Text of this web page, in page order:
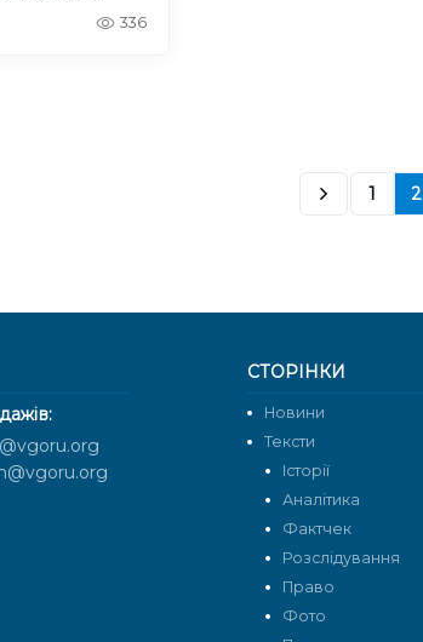
336
1 2
СТОРІНКИ
Новини
Тексти
Історії
Аналітика
Фактчек
Розслідування
Право
Фото